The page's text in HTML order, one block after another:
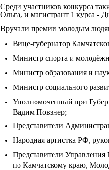
Среди участников конкурса
Ольга, и магистрант 1 курса -
Вручали премии молодым
Вице-губернатор
Министр спорта и
Министр образования и
Министр социального
Уполномоченный при
Вадим Повзнер;
Представители
Народная артистка РФ,
Представители
по Камчатскому краю,